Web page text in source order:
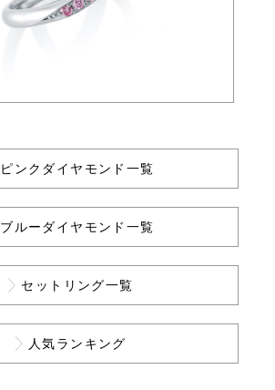
ピンクダイヤモンド一覧
ブルーダイヤモンド一覧
セットリング一覧
人気ランキング